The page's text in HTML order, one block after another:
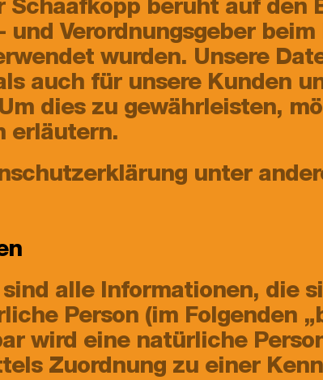
Schaafkopp beruht auf den
Verordnungsgeber
wurden. Unsere
auch für unsere Kunden
dies zu gewährleisten,
erläutern.
unter
sind alle Informationen, die
Person (im Folgenden
wird eine natürliche
Zuordnung zu einer